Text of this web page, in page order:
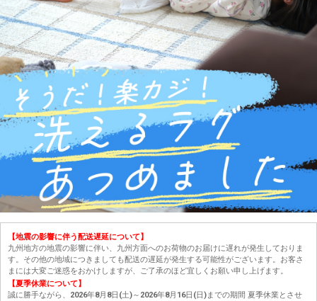
【地震の影響に伴う配送遅延について】
九州地方の地震の影響に伴い、九州方面へのお荷物のお届けに遅れが発生しておりま
す。その他の地域につきましても配送の遅延が発生する可能性がございます。お客さ
まには大変ご迷惑をおかけしますが、ご了承のほど宜しくお願い申し上げます。
【夏季休業について】
誠に勝手ながら、2026年8月8日(土)～2026年8月16日(日)までの期間 夏季休業とさせ